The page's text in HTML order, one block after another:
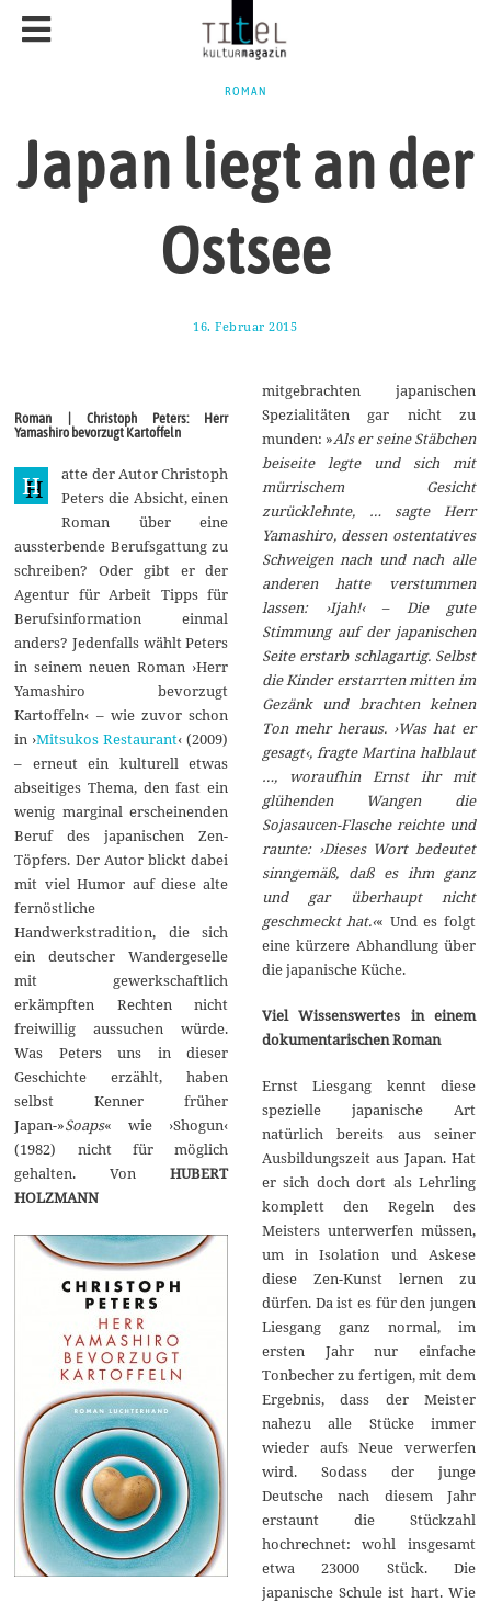
ROMAN
Japan liegt an der
Ostsee
16. Februar 2015
ä
z
2
0
1
5
Roman | Christoph Peters: Herr
Yamashiro bevorzugt Kartoffeln
H
atte der Autor Christoph
Peters die Absicht, einen
Roman über eine
aussterbende Berufsgattung zu
schreiben? Oder gibt er der
Agentur für Arbeit Tipps für
Berufsinformation einmal
anders? Jedenfalls wählt Peters
in seinem neuen Roman ›Herr
Yamashiro bevorzugt
Kartoffeln‹ – wie zuvor schon
in ›Mitsukos Restaurant‹ (2009)
– erneut ein kulturell etwas
abseitiges Thema, den fast ein
wenig marginal erscheinenden
Beruf des japanischen Zen-
Töpfers. Der Autor blickt dabei
mit viel Humor auf diese alte
fernöstliche
Handwerkstradition, die sich
ein deutscher Wandergeselle
mit gewerkschaftlich
erkämpften Rechten nicht
freiwillig aussuchen würde.
Was Peters uns in dieser
Geschichte erzählt, haben
selbst Kenner früher
Japan-»Soaps« wie ›Shogun‹
(1982) nicht für möglich
gehalten. VonHUBERT
HOLZMANN
mitgebrachten japanischen
Spezialitäten gar nicht zu
munden: »Als er seine Stäbchen
beiseite legte und sich mit
mürrischem Gesicht
zurücklehnte, … sagte Herr
Yamashiro, dessen ostentatives
Schweigen nach und nach alle
anderen hatte verstummen
lassen: ›Ijah!‹ – Die gute
Stimmung auf der japanischen
Seite erstarb schlagartig. Selbst
die Kinder erstarrten mitten im
Gezänk und brachten keinen
Ton mehr heraus. ›Was hat er
gesagt‹, fragte Martina halblaut
…, woraufhin Ernst ihr mit
glühenden Wangen die
Sojasaucen-Flasche reichte und
raunte: ›Dieses Wort bedeutet
sinngemäß, daß es ihm ganz
und gar überhaupt nicht
geschmeckt hat.‹« Und es folgt
eine kürzere Abhandlung über
die japanische Küche.
Viel Wissenswertes in einem
dokumentarischen Roman
Ernst Liesgang kennt diese
spezielle japanische Art
natürlich bereits aus seiner
Ausbildungszeit aus Japan. Hat
er sich doch dort als Lehrling
komplett den Regeln des
Meisters unterwerfen müssen,
um in Isolation und Askese
diese Zen-Kunst lernen zu
dürfen. Da ist es für den jungen
Liesgang ganz normal, im
ersten Jahr nur einfache
Tonbecher zu fertigen, mit dem
Ergebnis, dass der Meister
nahezu alle Stücke immer
wieder aufs Neue verwerfen
wird. Sodass der junge
Deutsche nach diesem Jahr
erstaunt die Stückzahl
hochrechnet: wohl insgesamt
etwa 23000 Stück. Die
japanische Schule ist hart. Wie